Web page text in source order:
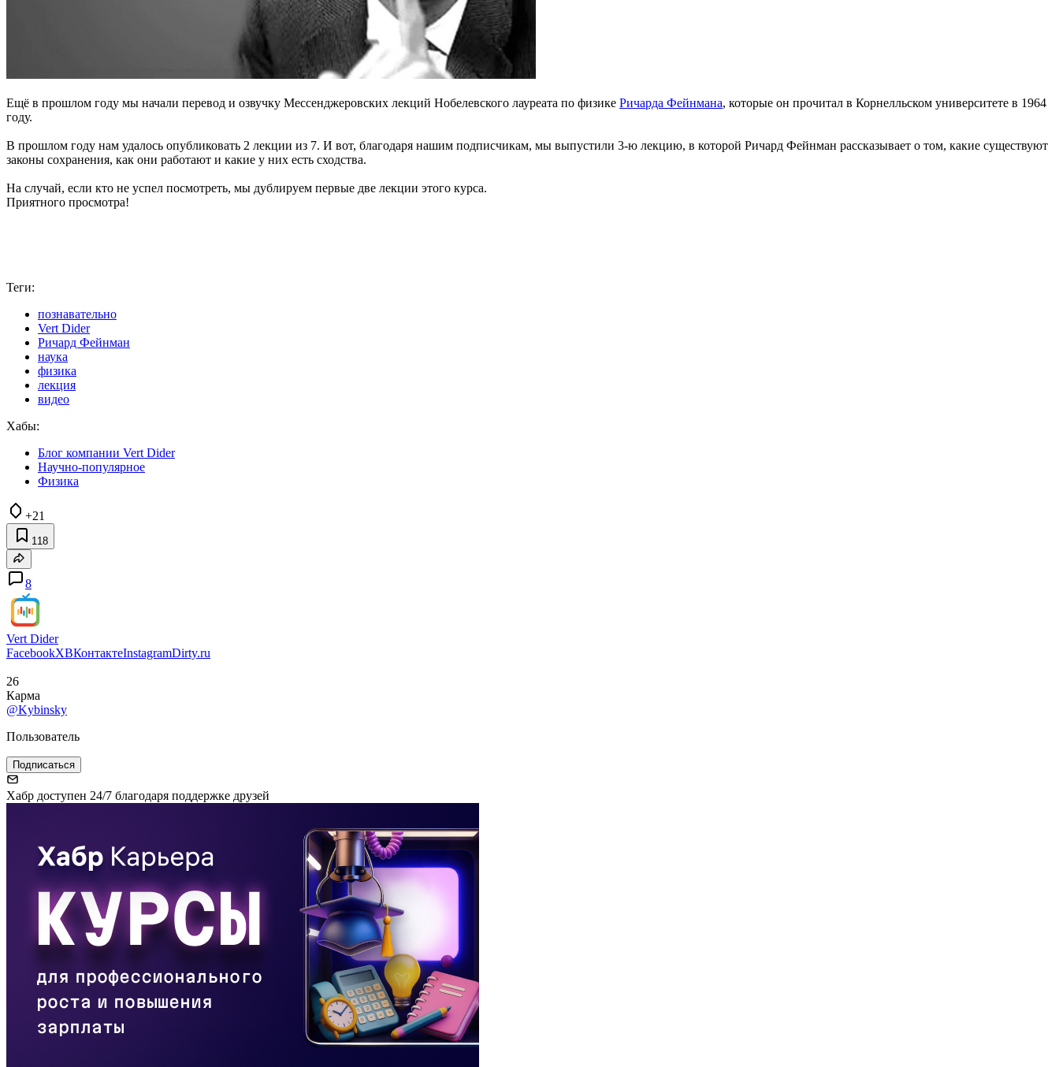
Ещё в прошлом году мы начали перевод и озвучку Мессенджеровских лекций Нобелевского лауреата по физике Ричарда Фейнмана, которые он прочитал в Корнелльском университете в 1964
году.
В прошлом году нам удалось опубликовать 2 лекции из 7. И вот, благодаря нашим подписчикам, мы выпустили 3-ю лекцию, в которой Ричард Фейнман рассказывает о том, какие существуют
законы сохранения, как они работают и какие у них есть сходства.
На случай, если кто не успел посмотреть, мы дублируем первые две лекции этого курса.
Приятного просмотра!
Теги:
познавательно
Vert Dider
Ричард Фейнман
наука
физика
лекция
видео
Хабы:
Блог компании Vert Dider
Научно-популярное
Физика
+21
118
8
Vert Dider
FacebookXВКонтактеInstagramDirty.ru
26
Карма
@Kybinsky
Пользователь
Подписаться
Хабр доступен 24/7 благодаря поддержке друзей